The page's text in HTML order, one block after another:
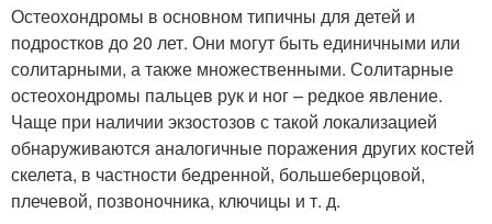
Остеохондромы в основном типичны для детей и
подростков до 20 лет. Они могут быть единичными или
солитарными, а также множественными. Солитарные
остеохондромы пальцев рук и ног – редкое явление.
Чаще при наличии экзостозов с такой локализацией
обнаруживаются аналогичные поражения других костей
скелета, в частности бедренной, большеберцовой,
плечевой, позвоночника, ключицы и т. д.